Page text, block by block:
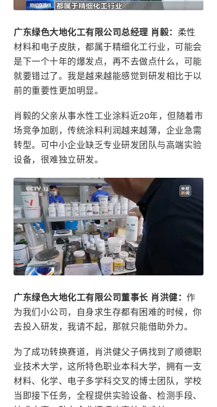
广东绿色大地化工有限公司总经理 肖毅： 柔性
材料和电子皮肤，都属于精细化工行业，可能会
是下一个十年的爆发点，再不去做点什么，可能
就要错过了。我是越来越能感觉到研发相比于以
前的重要性更加明显。
肖毅的父亲从事水性工业涂料近20年，但随着市
场竞争加剧，传统涂料利润越来越薄，企业急需
转型。可中小企业缺乏专业研发团队与高端实验
设备，很难独立研发。
广东绿色大地化工有限公司董事长 肖洪健： 作
为我们小公司，自身求生存都有困难的时候，你
去投入研发，我请不起，那就只能借助外力。
为了成功转换赛道，肖洪健父子俩找到了顺德职
业技术大学，这所特色职业本科大学，拥有一支
材料、化学、电子多学科交叉的博士团队，学校
当即接下任务，全程提供实验设备、检测手段、